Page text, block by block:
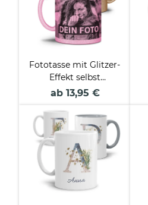
Fototasse mit Glitzer-
Effekt selbst
gestalten -
ab 13,95 €